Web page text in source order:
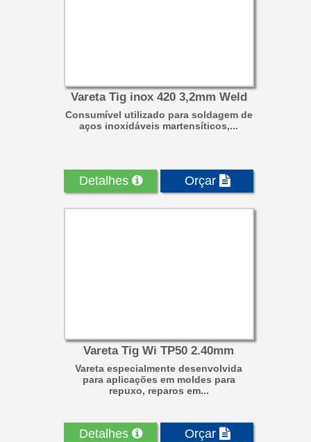
Vareta Tig inox 420 3,2mm Weld
Consumível utilizado para soldagem de
aços inoxidáveis martensíticos,...
Detalhes Orçar
Vareta Tig Wi TP50 2.40mm
Vareta especialmente desenvolvida
para aplicações em moldes para
repuxo, reparos em...
Detalhes Orçar